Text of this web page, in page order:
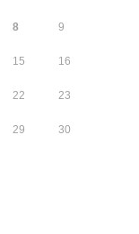
8 9
15 16
22 23
29 30